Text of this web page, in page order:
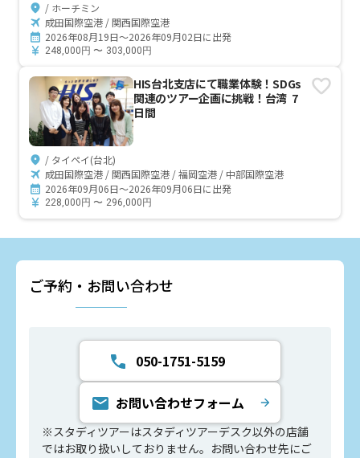
/ ホーチミン
成田国際空港 / 関西国際空港
2026年08月19日～2026年09月02日に出発
248,000 円 〜 303,000 円
HIS台北支店にて職業体験！SDGs
関連のツアー企画に挑戦！台湾 7
日間
/ タイペイ(台北)
成田国際空港 / 関西国際空港 / 福岡空港 / 中部国際空港
2026年09月06日～2026年09月06日に出発
228,000 円 〜 296,000 円
ご予約・お問い合わせ
050-1751-5159
お問い合わせフォーム
※スタディツアーはスタディツアーデスク以外の店舗
ではお取り扱いしておりません。お問い合わせ先にご